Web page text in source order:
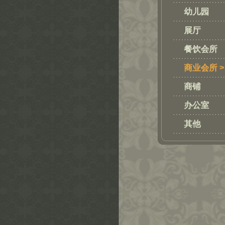
幼儿园
展厅
餐饮会所
商业会所 >
商铺
办公室
其他